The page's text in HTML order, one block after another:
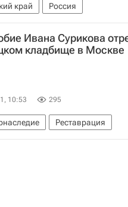
край Россия
Ивана Сурикова
кладбище в Москве
10:53 295
Реставрация